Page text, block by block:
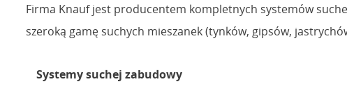
Firma Knauf jest producentem kompletnych systemów
szeroką gamę suchych mieszanek (tynków, gipsów,
Systemy suchej zabudowy